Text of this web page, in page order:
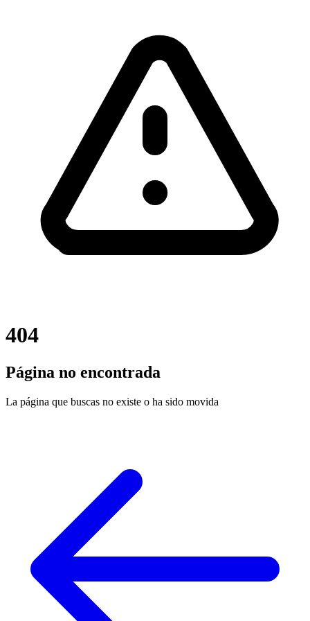
404
Página no encontrada
La página que buscas no existe o ha sido movida